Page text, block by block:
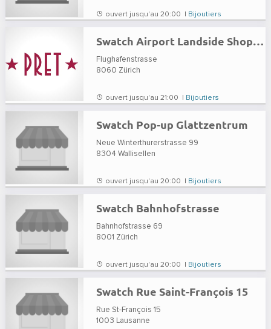
ouvert jusqu'au 20:00 | Bijoutiers
Swatch Airport Landside Shopping Mall
Flughafenstrasse
8060 Zürich
ouvert jusqu'au 21:00 | Bijoutiers
Swatch Pop-up Glattzentrum
Neue Winterthurerstrasse 99
8304 Wallisellen
ouvert jusqu'au 20:00 | Bijoutiers
Swatch Bahnhofstrasse
Bahnhofstrasse 69
8001 Zürich
ouvert jusqu'au 20:00 | Bijoutiers
Swatch Rue Saint-François 15
Rue St-François 15
1003
Lausanne